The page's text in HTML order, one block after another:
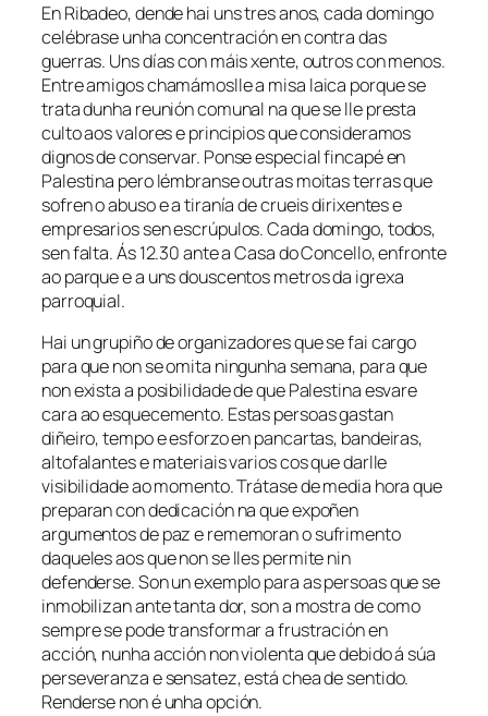
En Ribadeo, dende hai uns tres anos, cada domingo
celébrase unha concentración en contra das
guerras. Uns días con máis xente, outros con menos.
Entre amigos chamámoslle a misa laica porque se
trata dunha reunión comunal na que se lle presta
culto aos valores e principios que consideramos
dignos de conservar. Ponse especial fincapé en
Palestina pero lémbranse outras moitas terras que
sofren o abuso e a tiranía de crueis dirixentes e
empresarios sen escrúpulos. Cada domingo, todos,
sen falta. Ás 12.30 ante a Casa do Concello, enfronte
ao parque e a uns douscentos metros da igrexa
parroquial.
Hai un grupiño de organizadores que se fai cargo
para que non se omita ningunha semana, para que
non exista a posibilidade de que Palestina esvare
cara ao esquecemento. Estas persoas gastan
diñeiro, tempo e esforzo en pancartas, bandeiras,
altofalantes e materiais varios cos que darlle
visibilidade ao momento. Trátase de media hora que
preparan con dedicación na que expoñen
argumentos de paz e rememoran o sufrimento
daqueles aos que non se lles permite nin
defenderse. Son un exemplo para as persoas que se
inmobilizan ante tanta dor, son a mostra de como
sempre se pode transformar a frustración en
acción, nunha acción non violenta que debido á súa
perseveranza e sensatez, está chea de sentido.
Renderse non é unha opción.